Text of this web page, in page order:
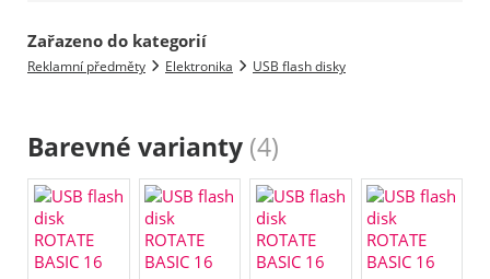
Zařazeno do kategorií
Reklamní předměty Elektronika USB flash disky
Barevné varianty (4)